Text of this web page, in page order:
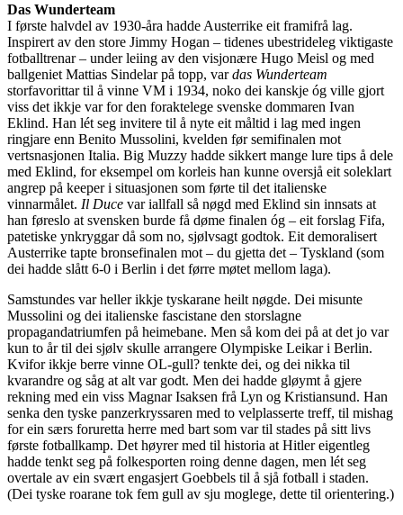
Das Wunderteam
I første halvdel av 1930-åra hadde Austerrike eit framifrå lag.
Inspirert av den store Jimmy Hogan – tidenes ubestrideleg viktigaste
fotballtrenar – under leiing av den visjonære Hugo Meisl og med
ballgeniet Mattias Sindelar på topp, vardas Wunderteam
storfavorittar til å vinne VM i 1934, noko dei kanskje óg ville gjort
viss det ikkje var for den foraktelege svenske dommaren Ivan
Eklind. Han lét seg invitere til å nyte eit måltid i lag med ingen
ringjare enn Benito Mussolini, kvelden før semifinalen mot
vertsnasjonen Italia. Big Muzzy hadde sikkert mange lure tips å dele
med Eklind, for eksempel om korleis han kunne oversjå eit soleklart
angrep på keeper i situasjonen som førte til det italienske
vinnarmålet. Il Duce var iallfall så nøgd med Eklind sin innsats at
han føreslo at svensken burde få døme finalen óg – eit forslag Fifa,
patetiske ynkryggar då som no, sjølvsagt godtok. Eit demoralisert
Austerrike tapte bronsefinalen mot – du gjetta det – Tyskland (som
dei hadde slått 6-0 i Berlin i det førre møtet mellom laga).
Samstundes var heller ikkje tyskarane heilt nøgde. Dei misunte
Mussolini og dei italienske fascistane den storslagne
propagandatriumfen på heimebane. Men så kom dei på at det jo var
kun to år til dei sjølv skulle arrangere Olympiske Leikar i Berlin.
Kvifor ikkje berre vinne OL-gull? tenkte dei, og dei nikka til
kvarandre og såg at alt var godt. Men dei hadde gløymt å gjere
rekning med ein viss Magnar Isaksen frå Lyn og Kristiansund. Han
senka den tyske panzerkryssaren med to velplasserte treff, til mishag
for ein særs foruretta herre med bart som var til stades på sitt livs
første fotballkamp. Det høyrer med til historia at Hitler eigentleg
hadde tenkt seg på folkesporten roing denne dagen, men lét seg
overtale av ein svært engasjert Goebbels til å sjå fotball i staden.
(Dei tyske roarane tok fem gull av sju moglege, dette til orientering.)